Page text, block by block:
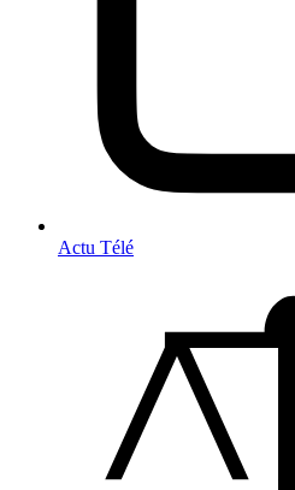
Actu Télé